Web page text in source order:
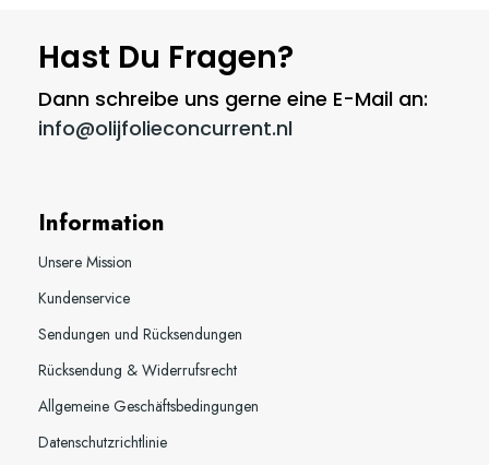
Hast Du Fragen?
Dann schreibe uns gerne eine E-Mail an:
info@olijfolieconcurrent.nl
Information
Unsere Mission
Kundenservice
Sendungen und Rücksendungen
Rücksendung & Widerrufsrecht
Allgemeine Geschäftsbedingungen
Datenschutzrichtlinie